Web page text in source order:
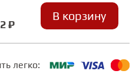
₽
В корзину
легко: